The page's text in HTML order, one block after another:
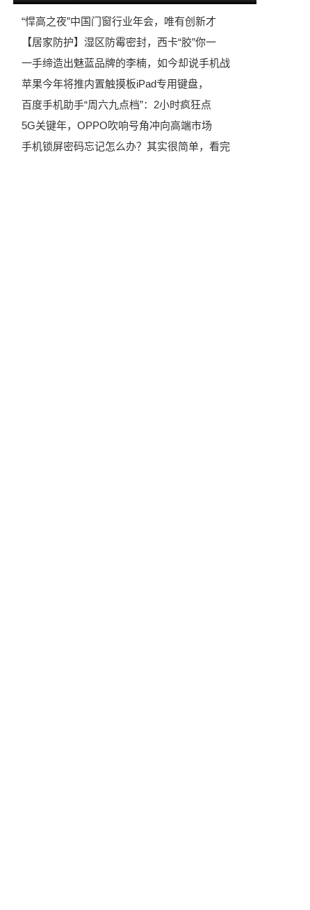
“悍高之夜”中国门窗行业年会，唯有创新才
【居家防护】湿区防霉密封，西卡“胶”你一
一手缔造出魅蓝品牌的李楠，如今却说手机战
苹果今年将推内置触摸板iPad专用键盘，
百度手机助手“周六九点档”：2小时疯狂点
5G关键年，OPPO吹响号角冲向高端市场
手机锁屏密码忘记怎么办？其实很简单，看完